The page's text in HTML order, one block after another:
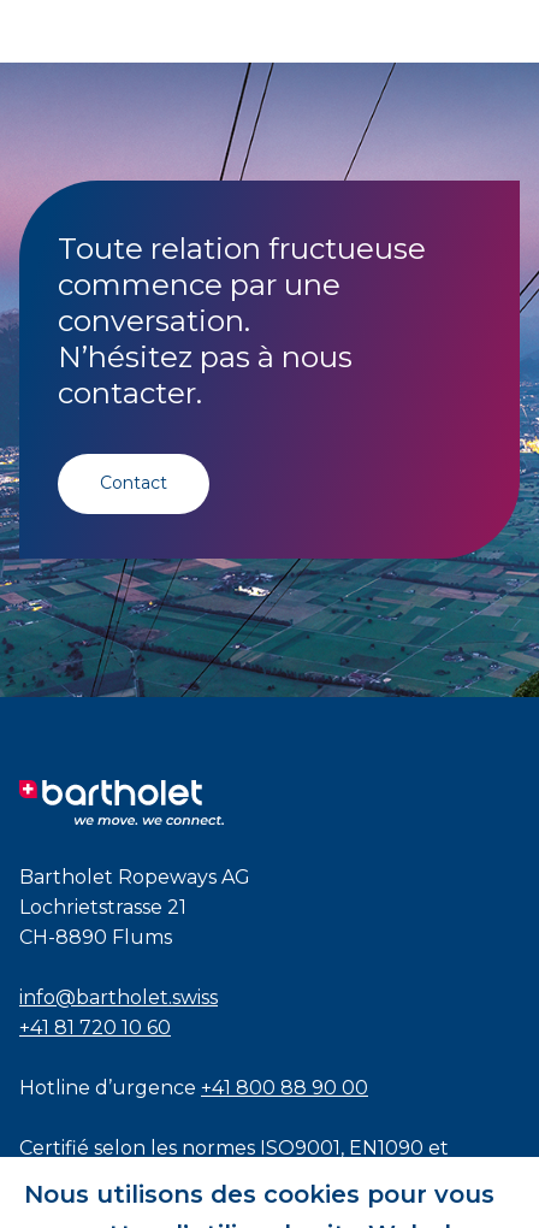
Nous utilisons des cookies pour vous
Toute relation fructueuse
commence par une
conversation.
N’hésitez pas à nous
contacter.
Contact
Bartholet Ropeways AG
Lochrietstrasse 21
CH-8890 Flums
info@bartholet.swiss
+41 81 720 10 60
Hotline d’urgence +41 800 88 90 00
Certifié selon les normes ISO9001, EN1090 et